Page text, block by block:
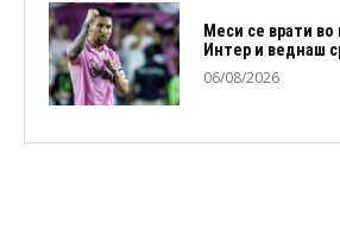
Меси се врати
Интер и веднаш
06/08/2026